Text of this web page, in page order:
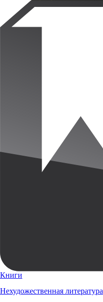
Книги
Нехудожественная литература